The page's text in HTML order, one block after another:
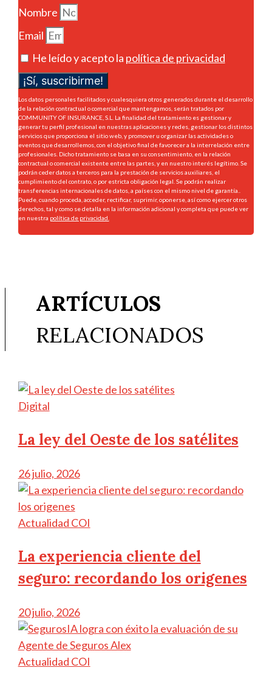
Nombre
Email
He leído y acepto la política de privacidad
¡Sí, suscribirme!
Los datos personales facilitados y cualesquiera otros generados durante el desarrollo
de la relación contractual o comercial que mantengamos, serán tratados por
COMMUNITY OF INSURANCE, S.L. La finalidad del tratamiento es gestionar y
generar tu perfil profesional en nuestras aplicaciones y redes, gestionar los distintos
servicios que proporciona el sitio web, y promover u organizar las actividades o
eventos que desarrollemos, con el objetivo final de favorecer a la interrelación entre
profesionales. Dicho tratamiento se basa en su consentimiento, en la relación
contractual o comercial existente entre las partes, y en nuestro interés legítimo. Se
podrán ceder datos a terceros para la prestación de servicios auxiliares, el
cumplimiento del contrato, o por estricta obligación legal. Se podrán realizar
transferencias internacionales de datos, a países con el mismo nivel de garantía..
Puede, cuando proceda, acceder, rectificar, suprimir, oponerse, así como ejercer otros
derechos, tal y como se detalla en la información adicional y completa que puede ver
en nuestra política de privacidad.
ARTÍCULOS
RELACIONADOS
Digital
La ley del Oeste de los satélites
26 julio, 2026
Actualidad COI
La experiencia cliente del
seguro: recordando los origenes
20 julio, 2026
Actualidad COI